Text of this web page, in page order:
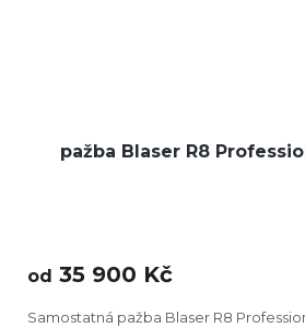
pažba Blaser R8
od 35 900 Kč
Samostatná pažba Blaser R8